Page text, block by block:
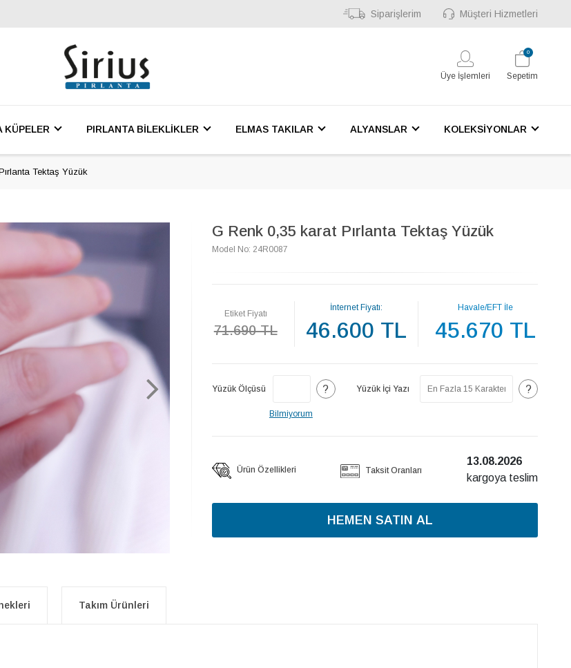
Siparişlerim Müşteri Hizmetleri
Üye İşlemleri Sepetim
0
KÜPELER PIRLANTA BİLEKLİKLER ELMAS TAKILAR ALYANSLAR KOLEKSİYONLAR
Tektaş Yüzük
G Renk 0,35 karat Pırlanta Tektaş Yüzük
Model No: 24R0087
Etiket Fiyatı
71.690 TL
İnternet Fiyatı:
46.600 TL
Havale/EFT İle
45.670 TL
Yüzük Ölçüsü ?
Bilmiyorum
Yüzük İçi Yazı ?
Ürün Özellikleri Taksit Oranları
13.08.2026
kargoya teslim
HEMEN SATIN AL
Takım Ürünleri